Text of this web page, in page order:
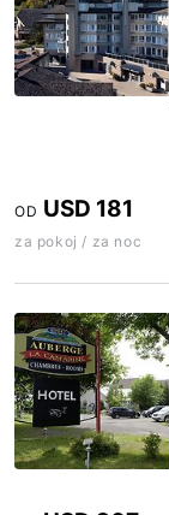
OD USD 181
za pokoj / za noc